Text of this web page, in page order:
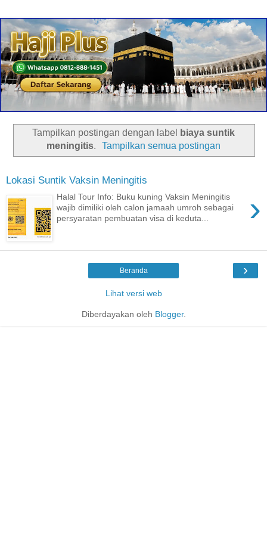
Tampilkan postingan dengan label
biaya suntik
meningitis. Tampilkan semua postingan
Lokasi Suntik Vaksin Meningitis
›
Halal Tour Info: Buku kuning Vaksin Meningitis
wajib dimiliki oleh calon jamaah umroh sebagai
persyaratan pembuatan visa di keduta...
›
Beranda
Lihat versi web
Diberdayakan oleh Blogger.